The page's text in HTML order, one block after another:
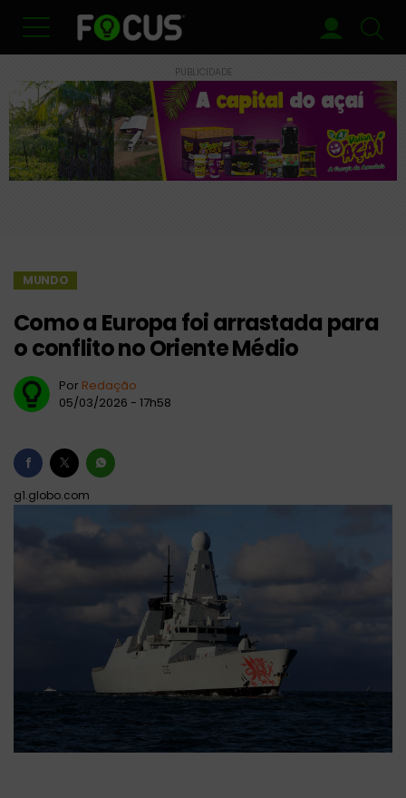
PUBLICIDADE
MUNDO
Como a Europa foi arrastada para
o conflito no Oriente Médio
Por Redação
05/03/2026 - 17h58
g1.globo.com